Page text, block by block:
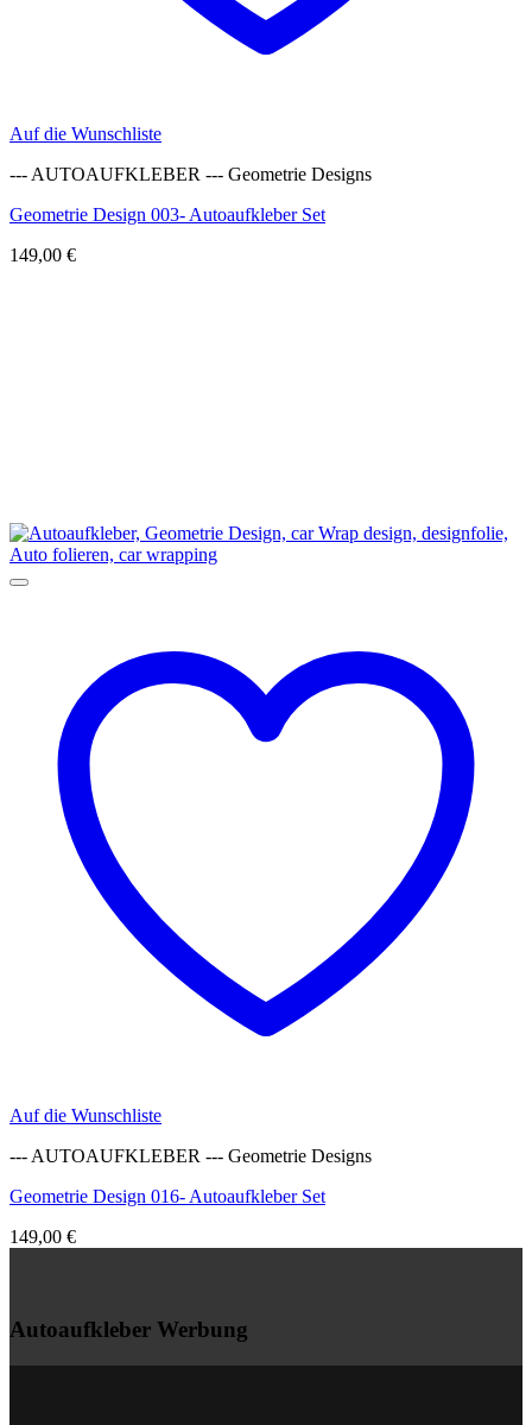
Auf die Wunschliste
--- AUTOAUFKLEBER --- Geometrie Designs
Geometrie Design 003- Autoaufkleber Set
149,00 €
Auf die Wunschliste
--- AUTOAUFKLEBER --- Geometrie Designs
Geometrie Design 016- Autoaufkleber Set
149,00 €
Autoaufkleber Werbung